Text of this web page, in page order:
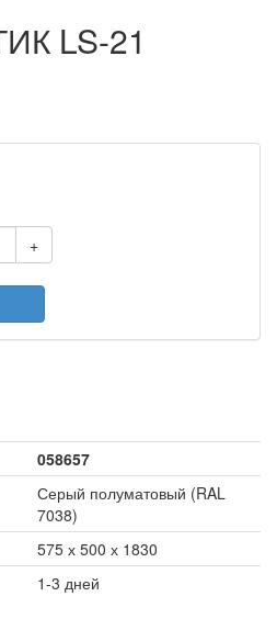
LS-21
+
058657
Серый полуматовый (RAL
7038)
575 х 500 х 1830
1-3 дней